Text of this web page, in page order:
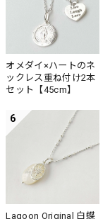
オメダイ×ハートのネ
ックレス重ね付け2本
セット【45cm】
6
Lagoon Original 白蝶